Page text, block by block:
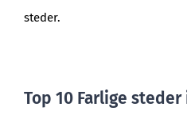
steder.
Top 10 Farlige steder